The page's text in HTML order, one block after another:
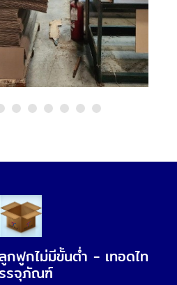
กฟูกไม่มีขั้นต่ำ - เทอดไท
รจุภัณฑ์